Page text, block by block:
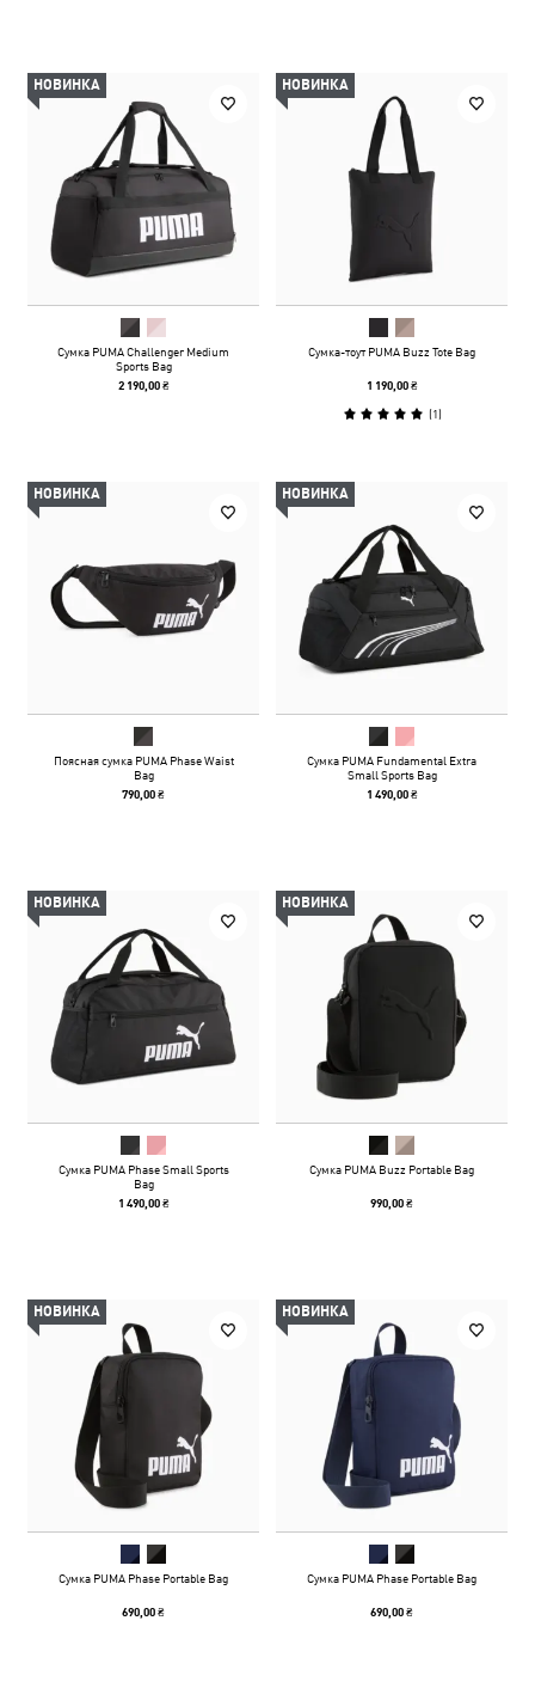
НОВИНКА
Сумка PUMA Challenger Medium
Sports Bag
2 190,00 ₴
НОВИНКА
Сумка-тоут PUMA Buzz Tote Bag
1 190,00 ₴
(1)
НОВИНКА
Поясная сумка PUMA Phase Waist
Bag
790,00 ₴
НОВИНКА
Сумка PUMA Fundamental Extra
Small Sports Bag
1 490,00 ₴
НОВИНКА
Сумка PUMA Phase Small Sports
Bag
1 490,00 ₴
НОВИНКА
Сумка PUMA Buzz Portable Bag
990,00 ₴
НОВИНКА
Сумка PUMA Phase Portable Bag
690,00 ₴
НОВИНКА
Сумка PUMA Phase Portable Bag
690,00 ₴